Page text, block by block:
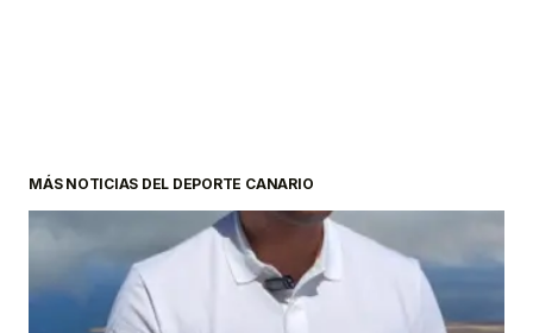
MÁS NOTICIAS DEL DEPORTE CANARIO